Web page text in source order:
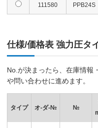
111580 PPB24S
仕様/価格表 強力圧タ
No.が決まったら、在庫情報
や問い合わせに進めます。
タイプ オ-ダ-№ №